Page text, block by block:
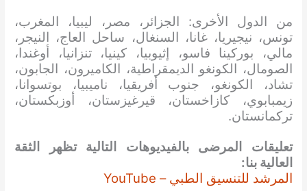
من الدول الأخرى: الجزائر، مصر، ليبيا، المغرب،
تونس، نيجيريا، غانا، السنغال، ساحل العاج، النيجر،
مالي، بوركينا فاسو، إثيوبيا، كينيا، تنزانيا، أوغندا،
الصومال، الكونغو الديمقراطية، الكاميرون، الجابون،
تشاد، الكونغو، جنوب أفريقيا، ناميبيا، بوتسوانا،
زيمبابوي، كازاخستان، قيرغيزستان، أوزبكستان،
تركمانستان.
تعليقات المرضى بالفيديوهات التالية تظهر الثقة
العالية بنا:
المرشد للتنسيق الطبي – YouTube